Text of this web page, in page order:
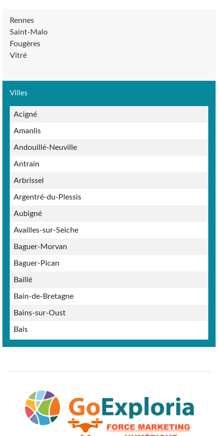
Rennes
Saint-Malo
Fougères
Vitré
Villes
Acigné
Amanlis
Andouillé-Neuville
Antrain
Arbrissel
Argentré-du-Plessis
Aubigné
Availles-sur-Seiche
Baguer-Morvan
Baguer-Pican
Baillé
Bain-de-Bretagne
Bains-sur-Oust
Bais
Balazé
Beaucé
Bécherel